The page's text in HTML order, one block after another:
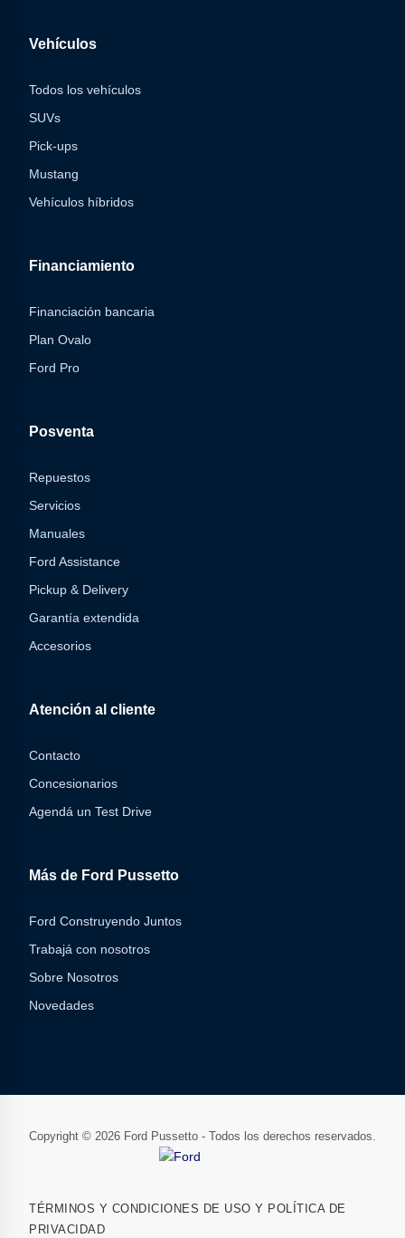
Vehículos
Todos los vehículos
SUVs
Pick-ups
Mustang
Vehículos híbridos
Financiamiento
Financiación bancaria
Plan Ovalo
Ford Pro
Posventa
Repuestos
Servicios
Manuales
Ford Assistance
Pickup & Delivery
Garantía extendida
Accesorios
Atención al cliente
Contacto
Concesionarios
Agendá un Test Drive
Más de Ford Pussetto
Ford Construyendo Juntos
Trabajá con nosotros
Sobre Nosotros
Novedades
Copyright © 2026 Ford Pussetto - Todos los derechos reservados.
TÉRMINOS Y CONDICIONES DE USO Y POLÍTICA DE
PRIVACIDAD